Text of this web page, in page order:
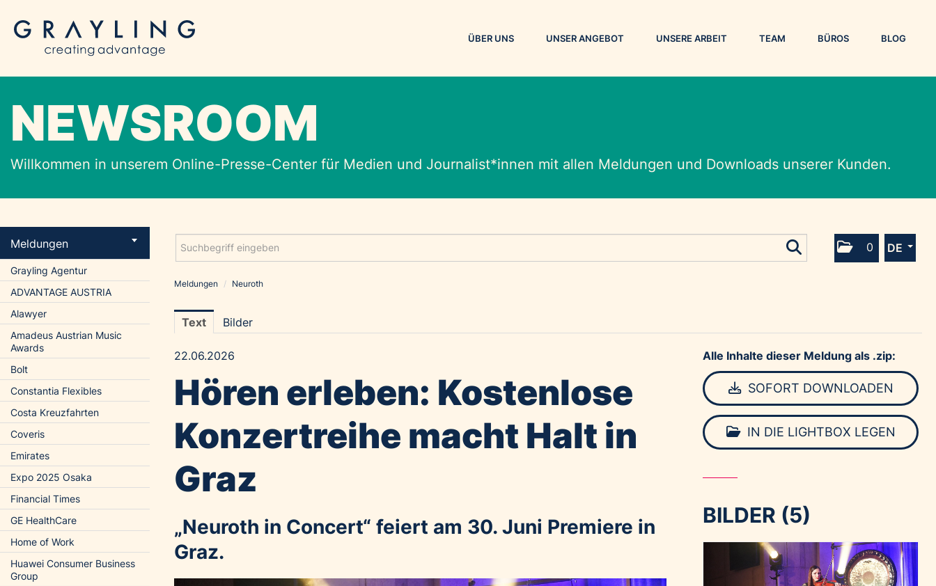
ÜBER UNS UNSER ANGEBOT UNSERE ARBEIT TEAM BÜROS BLOG
NEWSROOM
Willkommen in unserem Online-Presse-Center für Medien und Journalist*innen mit allen Meldungen und Downloads unserer Kunden.
0 DE
Meldungen
Grayling Agentur
ADVANTAGE AUSTRIA
Alawyer
Amadeus Austrian Music
Awards
Bolt
Constantia Flexibles
Costa Kreuzfahrten
Coveris
Emirates
Expo 2025 Osaka
Financial Times
GE HealthCare
Home of Work
Huawei Consumer Business
Group
Meldungen / Neuroth
Text Bilder
22.06.2026
Hören erleben: Kostenlose
Konzertreihe macht Halt in
Graz
„Neuroth in Concert“ feiert am 30. Juni Premiere in
Graz.
Alle Inhalte dieser Meldung als .zip:
SOFORT DOWNLOADEN
IN DIE LIGHTBOX LEGEN
BILDER (5)